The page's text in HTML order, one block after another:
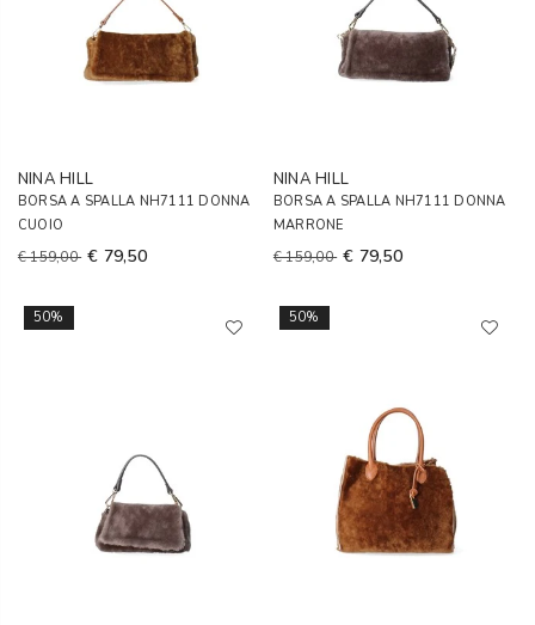
NINA HILL
BORSA A SPALLA NH7111 DONNA
CUOIO
€ 159,00 € 79,50
NINA HILL
BORSA A SPALLA NH7111 DONNA
MARRONE
€ 159,00 € 79,50
50% 50%